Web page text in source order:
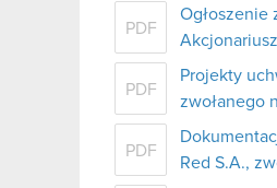
PDF
Ogłoszenie
PDF
Projekty
zwołanego
PDF
Red S.A.,